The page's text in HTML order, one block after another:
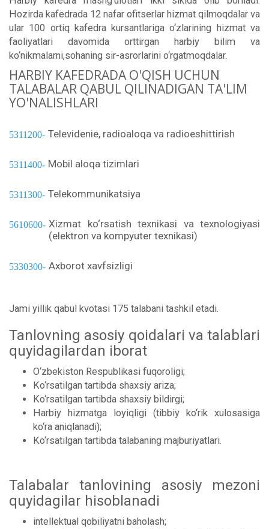
Hozirda kafedrada 12 nafar ofitserlar hizmat qilmoqdalar va
ular 100 ortiq kafedra kursantlariga o‘zlarining hizmat va
faoliyatlari davomida orttirgan harbiy bilim va
ko‘nikmalarni,sohaning sir-asrorlarini o‘rgatmoqdalar.
HARBIY KAFEDRADA O'QISH UCHUN
TALABALAR QABUL QILINADIGAN TA'LIM
YO'NALISHLARI
5311200 Televidenie, radioaloqa va radioeshittirish
5311400 Mobil aloqa tizimlari
5311300 Telekommunikatsiya
5610600 Xizmat ko‘rsatish texnikasi va texnologiyasi
(elektron va kompyuter texnikasi)
5330300 Axborot xavfsizligi
Jami yillik qabul kvotasi 175 talabani tashkil etadi.
Tanlovning asosiy qoidalari va talablari
quyidagilardan iborat
O‘zbekiston Respublikasi fuqoroligi;
Ko‘rsatilgan tartibda shaxsiy ariza;
Ko‘rsatilgan tartibda shaxsiy bildirgi;
Harbiy hizmatga loyiqligi (tibbiy ko‘rik xulosasiga
ko‘ra aniqlanadi);
Ko‘rsatilgan tartibda talabaning majburiyatlari.
Talabalar tanlovining asosiy mezoni
quyidagilar hisoblanadi
intellektual qobiliyatni baholash;